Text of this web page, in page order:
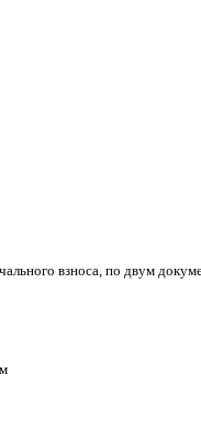
взноса, по двум